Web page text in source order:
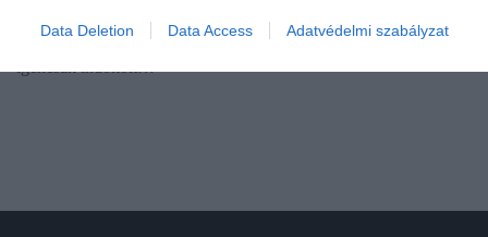
Data Deletion Data Access Adatvédelmi szabályzat
száma az elmúlt években. Azonban például hitelfelvétel esetén